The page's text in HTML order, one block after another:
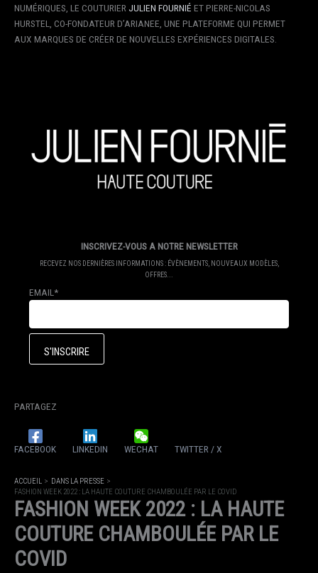
NUMÉRIQUES, LE COUTURIER JULIEN FOURNIÉ ET PIERRE-NICOLAS
HURSTEL, CO-FONDATEUR D’ARIANEE, UNE PLATEFORME QUI PERMET
AUX MARQUES DE CRÉER DE NOUVELLES EXPÉRIENCES DIGITALES.
INSCRIVEZ-VOUS A NOTRE NEWSLETTER
RECEVEZ NOS DERNIÈRES INFORMATIONS : ÉVÈNEMENTS, NOUVEAUX MODÈLES,
OFFRES...
EMAIL*
PARTAGEZ
FACEBOOK LINKEDIN WECHAT TWITTER / X
ACCUEIL
DANS LA PRESSE
FASHION WEEK 2022 : LA HAUTE COUTURE CHAMBOULÉE PAR LE COVID
FASHION WEEK 2022 : LA HAUTE
COUTURE CHAMBOULÉE PAR LE
COVID